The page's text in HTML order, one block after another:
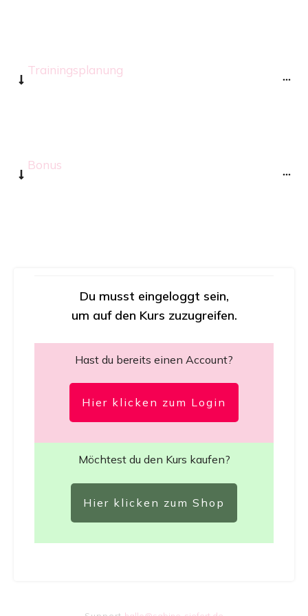
Du musst eingeloggt sein,
um auf den Kurs zuzugreifen.
Hast du bereits einen Account?
Hier klicken zum Login
Möchtest du den Kurs kaufen?
Hier klicken zum Shop
Trainingsplanung
Bonus